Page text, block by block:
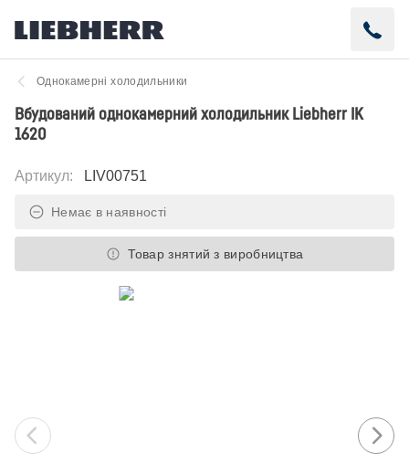
Однокамерні холодильники
Вбудований однокамерний холодильник Liebherr IK
1620
Артикул: LIV00751
Немає в наявності
Товар знятий з виробництва